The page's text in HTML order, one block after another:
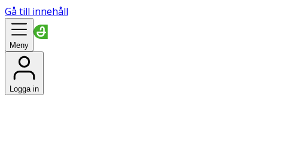
Gå till innehåll
Meny
Logga in